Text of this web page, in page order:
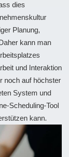
dies
Planung,
kann man
und Interaktion
noch auf höchster
System und
Scheduling-Tool
kann.